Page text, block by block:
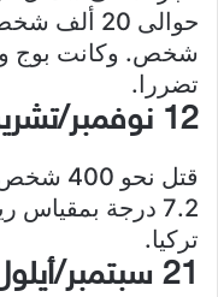
حوالى 20
شخص. وكانت بوج
تضررا.
12 نوفمبر/تشرين الثاني 1999
قتل
7.2 درجة
تركيا.
21 سبتمبر/أيلول 1999